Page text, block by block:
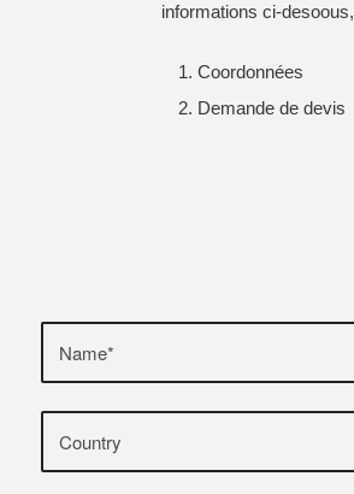
informations ci-desoous,
Coordonnées
Demande de devis